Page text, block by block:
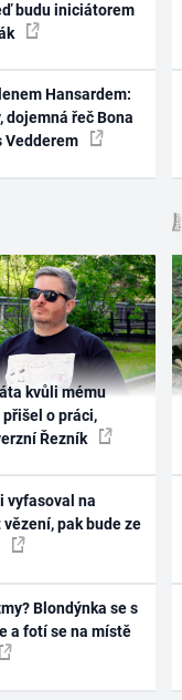
budu iniciátorem
Hansardem:
dojemná řeč Bona
Vedderem
kvůli mému
o práci,
Řezník
vyfasoval na
pak bude ze
Blondýnka se s
a fotí se na místě